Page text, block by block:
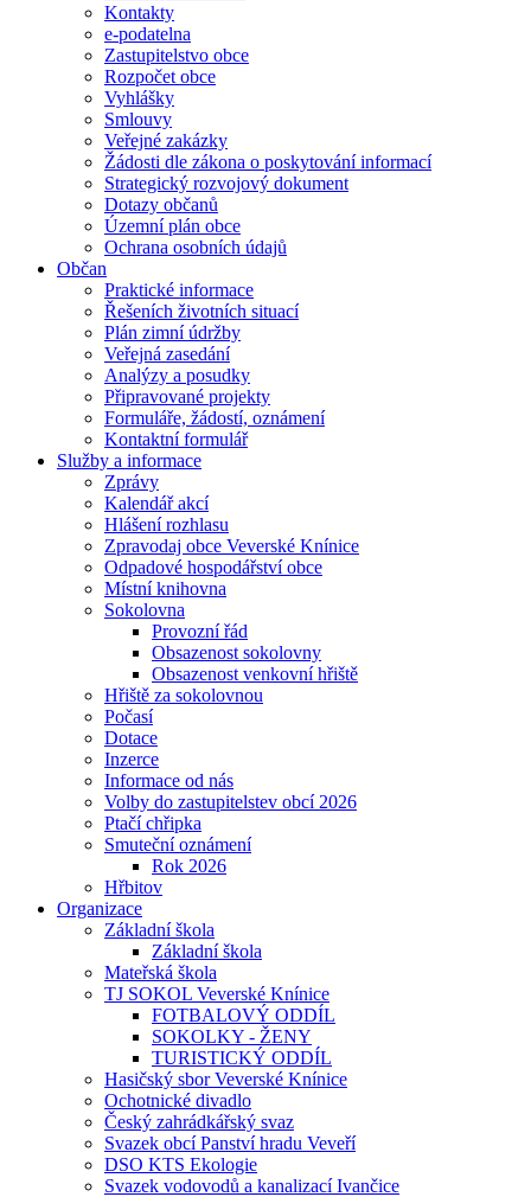
Kontakty
e-podatelna
Zastupitelstvo obce
Rozpočet obce
Vyhlášky
Smlouvy
Veřejné zakázky
Žádosti dle zákona o poskytování informací
Strategický rozvojový dokument
Dotazy občanů
Územní plán obce
Ochrana osobních údajů
Občan
Praktické informace
Řešeních životních situací
Plán zimní údržby
Veřejná zasedání
Analýzy a posudky
Připravované projekty
Formuláře, žádostí, oznámení
Kontaktní formulář
Služby a informace
Zprávy
Kalendář akcí
Hlášení rozhlasu
Zpravodaj obce Veverské Knínice
Odpadové hospodářství obce
Místní knihovna
Sokolovna
Provozní řád
Obsazenost sokolovny
Obsazenost venkovní hřiště
Hřiště za sokolovnou
Počasí
Dotace
Inzerce
Informace od nás
Volby do zastupitelstev obcí 2026
Ptačí chřipka
Smuteční oznámení
Rok 2026
Hřbitov
Organizace
Základní škola
Základní škola
Mateřská škola
TJ SOKOL Veverské Knínice
FOTBALOVÝ ODDÍL
SOKOLKY - ŽENY
TURISTICKÝ ODDÍL
Hasičský sbor Veverské Knínice
Ochotnické divadlo
Český zahrádkářský svaz
Svazek obcí Panství hradu Veveří
DSO KTS Ekologie
Svazek vodovodů a kanalizací Ivančice